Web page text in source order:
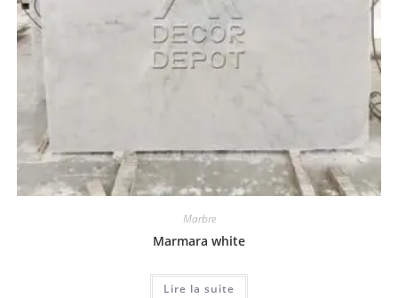
Marbre
Marmara white
Lire la suite